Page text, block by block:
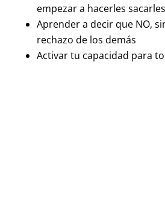
empezar a hacerles
Aprender a decir que NO,
rechazo de los demás
Activar tu capacidad para